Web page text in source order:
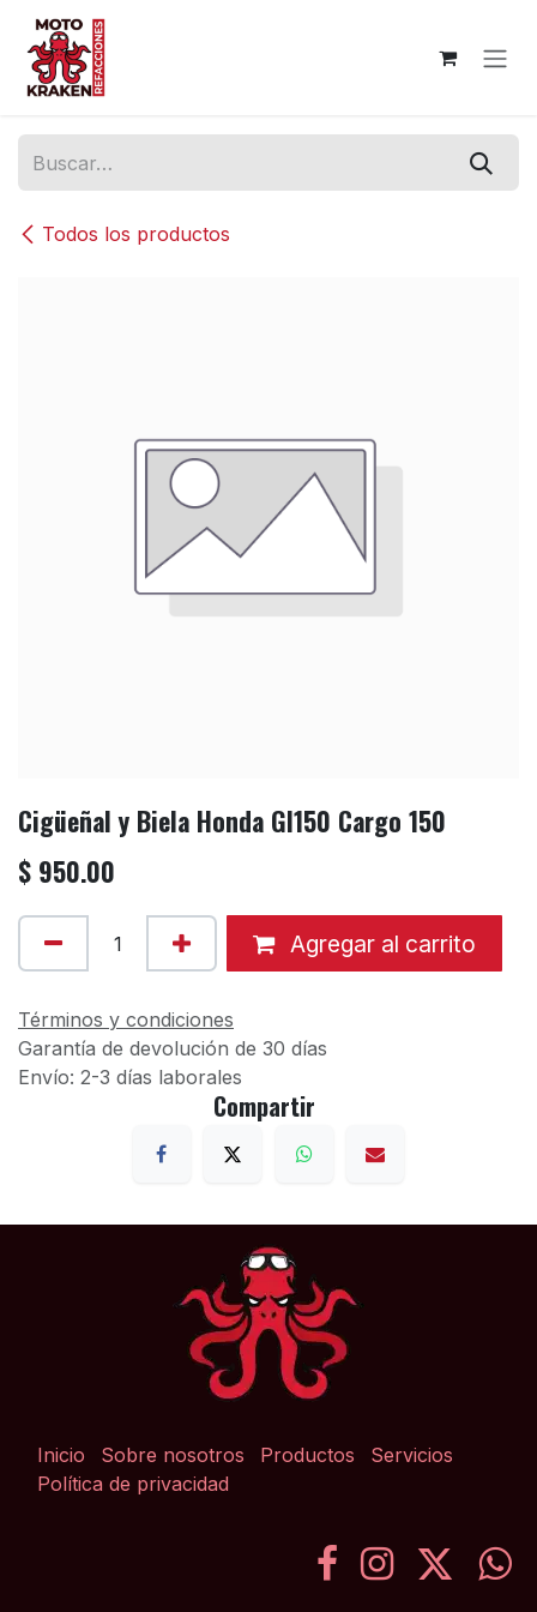
Ir al contenido
Todos los productos
Cigüeñal y Biela Honda Gl150 Cargo 150
$ 950.00
Agregar al carrito
Términos y condiciones
Garantía de devolución de 30 días
Envío: 2-3 días laborales
Compartir
Inicio Sobre nosotros Productos
Servicios
Política de privacidad